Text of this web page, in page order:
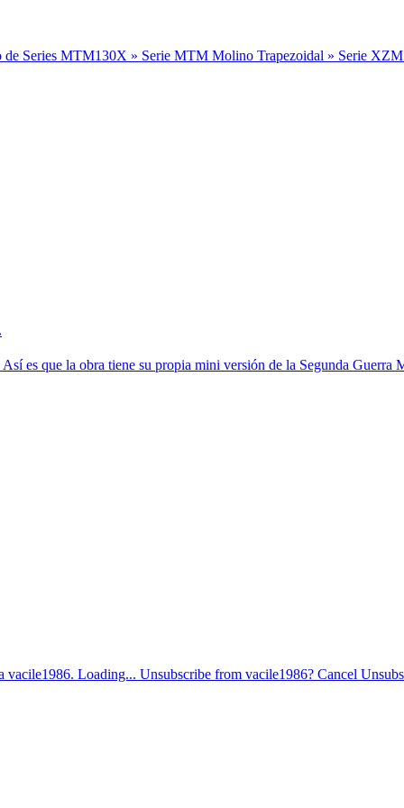
Series MTM130X » Serie MTM Molino Trapezoidal » Serie
es que la obra tiene su propia mini versión de la Segunda Guerra
Loading... Unsubscribe from vacile1986? Cancel